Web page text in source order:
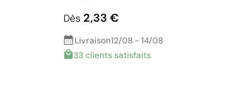
Dès2,33 €
Livraison12/08 - 14/08
33 clients satisfaits